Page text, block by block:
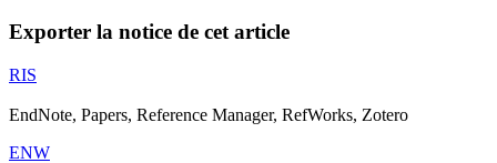
Exporter la notice de cet article
RIS
EndNote, Papers, Reference Manager, RefWorks, Zotero
ENW